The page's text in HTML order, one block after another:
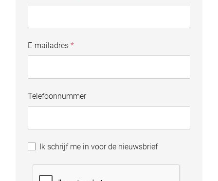
E-mailadres *
Telefoonnummer
Ik schrijf me in voor de nieuwsbrief